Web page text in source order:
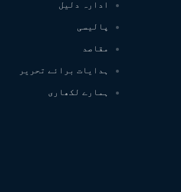
ادارہ دلیل
پالیسی
مقاصد
ہدایات برائے تحریر
ہمارے لکھاری